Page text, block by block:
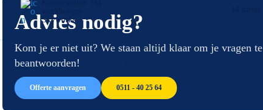
Skyworks
Advies nodig?
Kom je er niet uit? We staan altijd klaar om je vragen te
beantwoorden!
Offerte aanvragen 0511 - 40 25 64